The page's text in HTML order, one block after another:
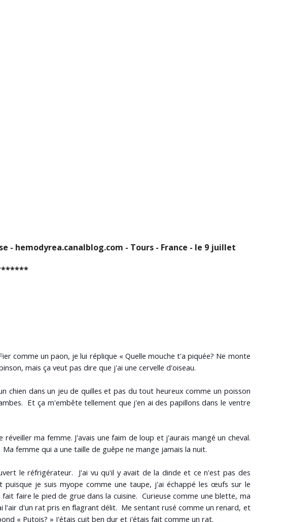
hemodyrea.canalblog.com - Tours - France - le 9 juillet
comme un paon, je lui réplique « Quelle mouche t'a piquée? Ne monte
mais ça veut pas dire que j'ai une cervelle d'oiseau.
chien dans un jeu de quilles et pas du tout heureux comme un poisson
Et ça m'embête tellement que j'en ai des papillons dans le ventre
ma femme. J'avais une faim de loup et j'aurais mangé un cheval.
femme qui a une taille de guêpe ne mange jamais la nuit.
le réfrigérateur. J'ai vu qu'il y avait de la dinde et ce n'est pas des
je suis myope comme une taupe, j'ai échappé les œufs sur le
faire le pied de grue dans la cuisine. Curieuse comme une blette, ma
d'un rat pris en flagrant délit. Me sentant rusé comme un renard, et
« Putois? » J'étais cuit ben dur et j'étais fait comme un rat.